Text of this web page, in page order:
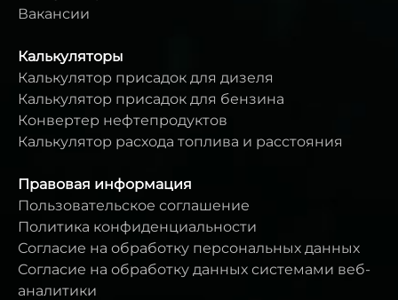
Вакансии
Калькуляторы
Калькулятор присадок для дизеля
Калькулятор присадок для бензина
Конвертер нефтепродуктов
Калькулятор расхода топлива и расстояния
Правовая информация
Пользовательское соглашение
Политика конфиденциальности
Согласие на обработку персональных данных
Согласие на обработку данных системами веб-
аналитики